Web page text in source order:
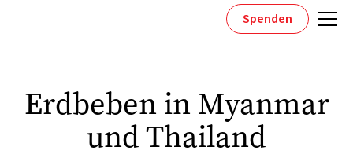
Spenden
Erdbeben in Myanmar
und Thailand